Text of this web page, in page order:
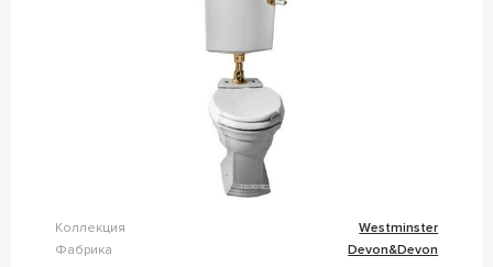
Коллекция
Westminster
Фабрика
Devon&Devon